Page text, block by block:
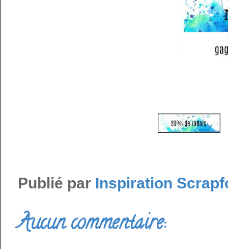
Publié par Inspiration
Aucun commentaire: